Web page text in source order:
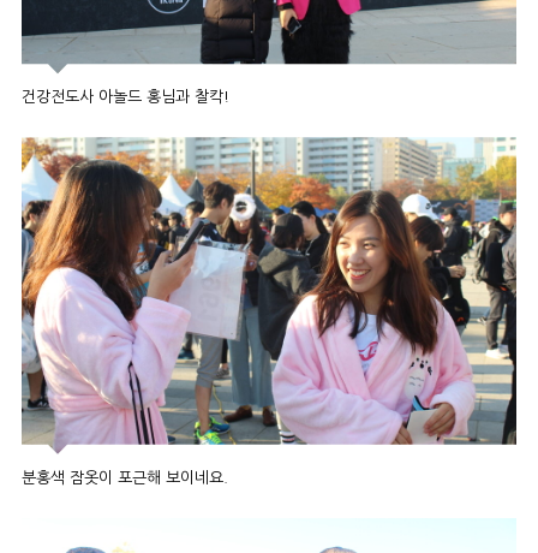
건강전도사 아놀드 홍님과 찰칵!
분홍색 잠옷이 포근해 보이네요.